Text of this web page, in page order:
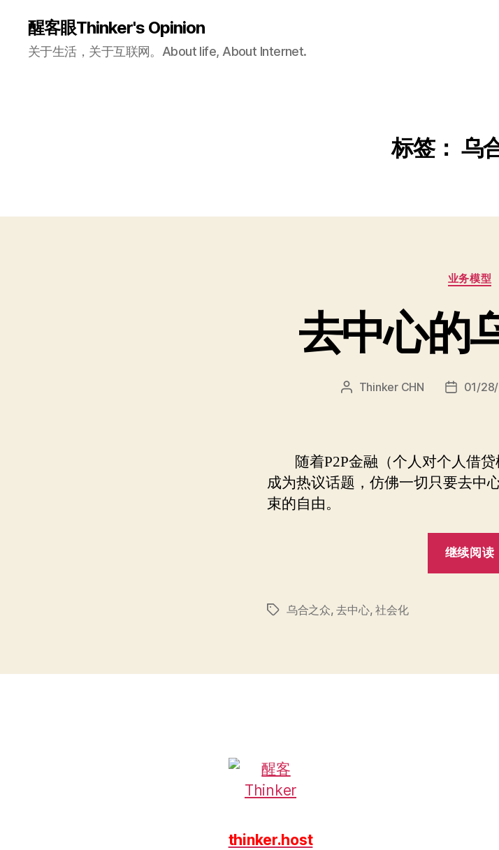
醒客眼Thinker's Opinion
关于生活，关于互联网。About life, About Internet.
标签： 乌
分
类
业务模型
去中心的
文 Thinker CHN
发 01/
随着P2P金融（个人对个人借
成为热议话题，仿佛一切只要去中
束的自由。
继续阅读
标
乌合之众,去中心,社会化
thinker.host